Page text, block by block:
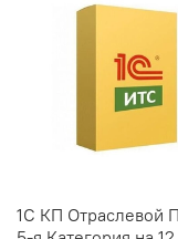
1С КП Отраслевой